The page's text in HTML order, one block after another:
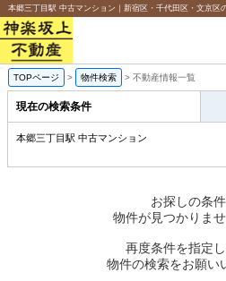
本郷三丁目駅 中古マンション｜新宿区・千代田区・文京区
TOPページ > 物件検索 > 不動産情報一覧
現在の検索条件
本郷三丁目駅 中古マンション
お探しの条
物件が見つかりませ
再度条件を指定
物件の検索をお願い